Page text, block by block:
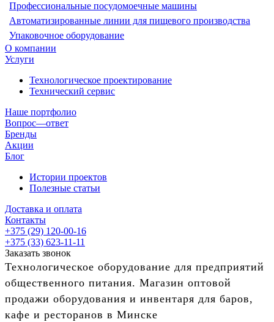
Профессиональные посудомоечные машины
Автоматизированные линии для пищевого производства
Упаковочное оборудование
О компании
Услуги
Технологическое проектирование
Технический сервис
Наше портфолио
Вопрос—ответ
Бренды
Акции
Блог
Истории проектов
Полезные статьи
Доставка и оплата
Контакты
+375 (29) 120-00-16
+375 (33) 623-11-11
Заказать звонок
Технологическое оборудование для предприятий
общественного питания. Магазин оптовой
продажи оборудования и инвентаря для баров,
кафе и ресторанов в Минске